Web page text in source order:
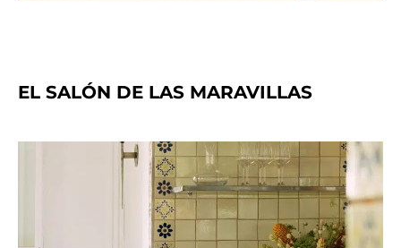
EL SALÓN DE LAS MARAVILLAS